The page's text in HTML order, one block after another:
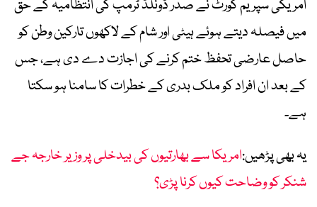
امریکی سپریم کورٹ نے صدر ڈونلڈ ٹرمپ کی انتظامیہ کے حق
میں فیصلہ دیتے ہوئے ہیٹی اور شام کے لاکھوں تارکین وطن کو
حاصل عارضی تحفظ ختم کرنے کی اجازت دے دی ہے، جس
کے بعد ان افراد کو ملک بدری کے خطرات کا سامنا ہو سکتا
ہے۔
یہ بھی پڑھیں:امریکا سے بھارتیوں کی بیدخلی پر وزیر خارجہ جے
شنکر کو وضاحت کیوں کرنا پڑی؟